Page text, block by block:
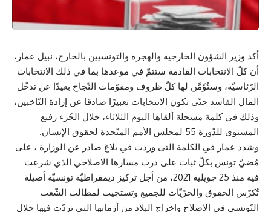
أكد وزير الشؤون الخارجية والهجرة والتونسيين بالخارج، نبيل عمار،
أن كلّ الانتخابات القادمة ستتمّ في موعدها بما في ذلك الانتخابات
الرّئاسيّة، وستُؤَمَّن لها كلّ ظروف ومقوّمات النّجاح بعيدًا عن تدخّل
المال الفاسد حتّى تكون الانتخابات تعبيرًا صادقا عن إرادة النّاخبين،
وذلك في كلمة مسجلة ألقاها اليوم الثلاثاء، خلال الجُزء رفيع
المستوى للدّورة 55 لمجلس الأمم المتّحدة لحقوق الإنسان.
وشدد عمار في الكلمة التى وردت في بلاغ صادر عن الوزارة ، على
مُضيّ تونس بكلّ ثبات على درب مسارها الاصلاحي الذي شرعت
فيه منذ 25 جويلية 2021، من أجل تركيز ديمقراطيّة تونسيّة أصيلة
تُكرّس الحقوق والحرّيّات للجميع وتستجيب لمطالب الشّعب
التّونسي في الاصلاح واخراج البلاد من أزماتها التي تردّت فيها خلال